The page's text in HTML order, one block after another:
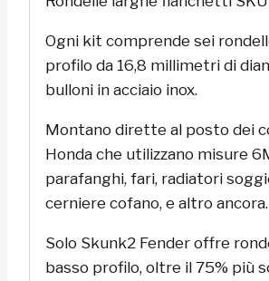
Ogni kit comprende sei
profilo da 16,8 millimetri di
bulloni in acciaio inox.
Montano dirette al posto dei
Honda che utilizzano misure
parafanghi, fari, radiatori
cerniere cofano, e altro ancora.
Solo Skunk2 Fender offre
basso profilo, oltre il 75% più